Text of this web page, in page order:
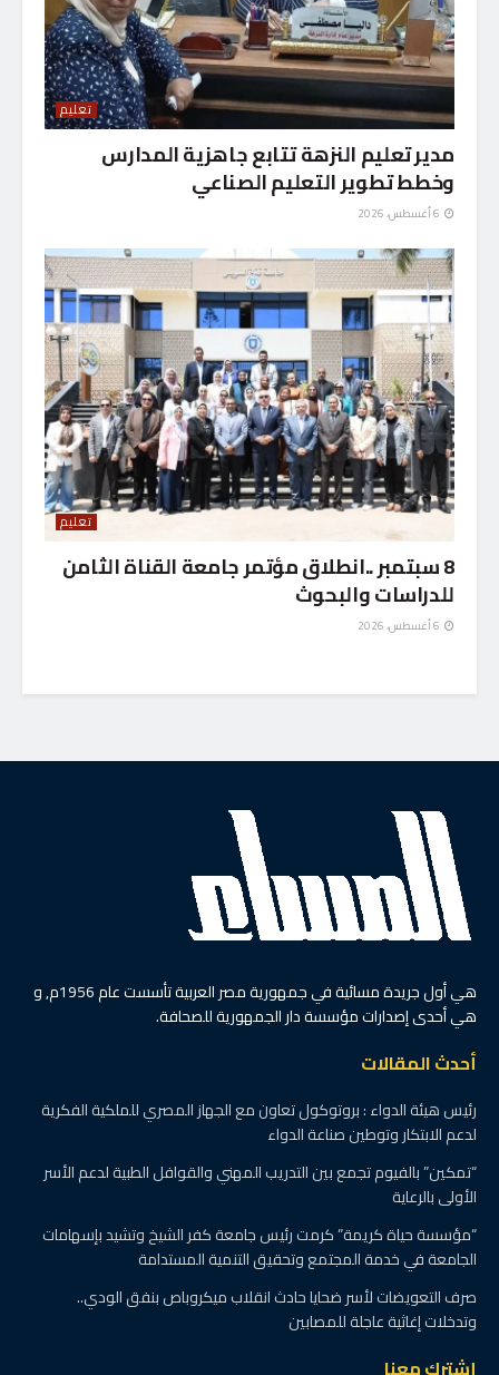
تعليم
مدير تعليم النزهة تتابع جاهزية المدارس
وخطط تطوير التعليم الصناعي
تعليم
8 سبتمبر ..انطلاق مؤتمر جامعة القناة الثامن
للدراسات والبحوث
هي أول جريدة مسائية في جمهورية مصر العربية تأسست عام 1956م, و
هي أحدى إصدارات مؤسسة دار الجمهورية للصحافة.
أحدث المقالات
رئيس هيئة الدواء : بروتوكول تعاون مع الجهاز المصري للملكية الفكرية
لدعم الابتكار وتوطين صناعة الدواء
“تمكين” بالفيوم تجمع بين التدريب المهني والقوافل الطبية لدعم الأسر
الأولى بالرعاية
“مؤسسة حياة كريمة” كرمت رئيس جامعة كفر الشيخ وتشيد بإسهامات
الجامعة في خدمة المجتمع وتحقيق التنمية المستدامة
صرف التعويضات لأسر ضحايا حادث انقلاب ميكروباص بنفق الودي..
وتدخلات إغاثية عاجلة للمصابين
إشترك معنا